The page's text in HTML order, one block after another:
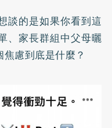
談的是如果你看到這
、家長群組中父母曬
慮到底是什麼？